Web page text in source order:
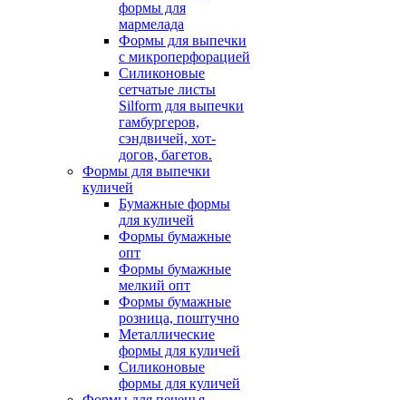
формы для
мармелада
Формы для выпечки
с микроперфорацией
Силиконовые
сетчатые листы
Silform для выпечки
гамбургеров,
сэндвичей, хот-
догов, багетов.
Формы для выпечки
куличей
Бумажные формы
для куличей
Формы бумажные
опт
Формы бумажные
мелкий опт
Формы бумажные
розница, поштучно
Металлические
формы для куличей
Силиконовые
формы для куличей